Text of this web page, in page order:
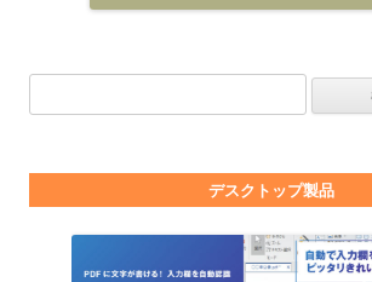
デスクトップ製品